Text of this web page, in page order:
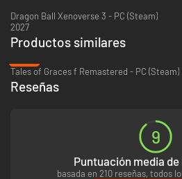
Dragon Ball Xenoverse 3 - PC (Steam)
2027
Productos similares
Tales of Graces f Remastered - PC (Steam)
Reseñas
9
Puntuación media de
basada en 210 reseñas, todos